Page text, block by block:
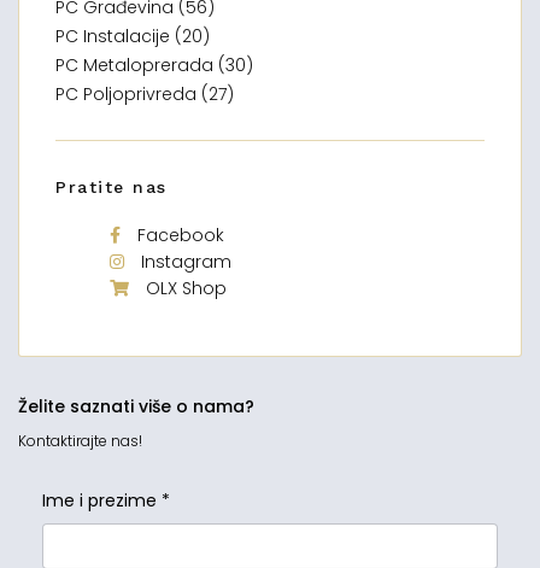
PC Građevina (56)
PC Instalacije (20)
PC Metaloprerada (30)
PC Poljoprivreda (27)
Pratite nas
Facebook
Instagram
OLX Shop
Želite saznati više o nama?
Kontaktirajte nas!
Ime i prezime *